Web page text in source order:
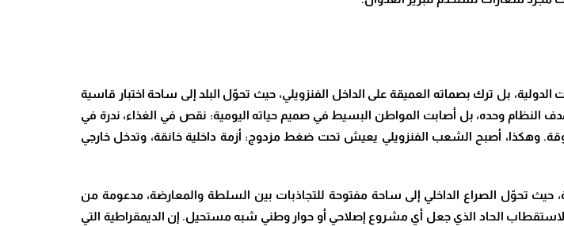
بل ترك بصماته العميقة على الداخل الفنزويلي، حيث تحوّل البلد إلى ساحة اختبار قاسية
النظام وحده، بل أصابت المواطن البسيط في صميم حياته اليومية: نقص في الغذاء، ندرة في
وهكذا، أصبح الشعب الفنزويلي يعيش تحت ضغط مزدوج: أزمة داخلية خانقة، وتدخل خارجي
تحوّل الصراع الداخلي إلى ساحة مفتوحة للتجاذبات بين السلطة والمعارضة، مدعومة من
الحاد الذي جعل أي مشروع إصلاحي أو حوار وطني شبه مستحيل. إن الديمقراطية التي